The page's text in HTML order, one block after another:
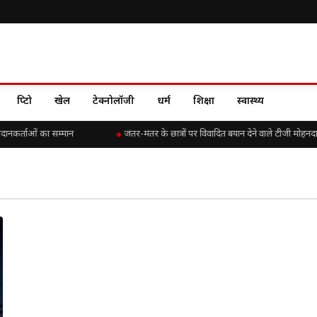
क्रिप्टो खेल टेक्नोलॉजी धर्म शिक्षा स्वास्थ्य
का सम्मान जंतर-मंतर के छात्रों पर विवादित बयान देने वाले टीजी